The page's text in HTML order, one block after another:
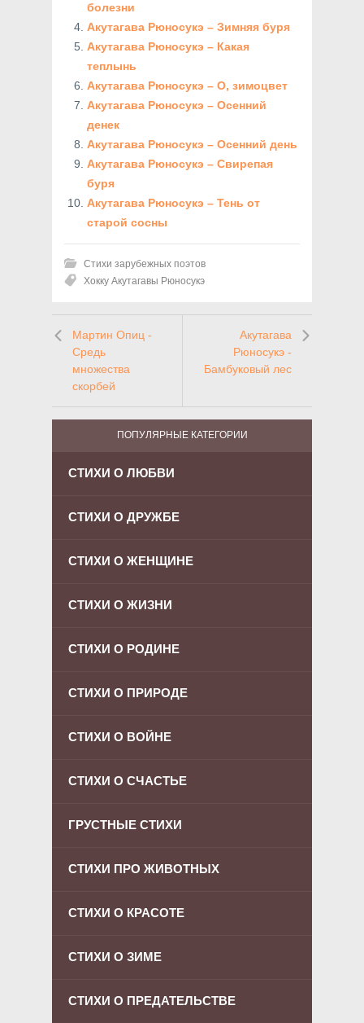
болезни
Акутагава Рюносукэ – Зимняя буря
Акутагава Рюносукэ – Какая
теплынь
Акутагава Рюносукэ – О, зимоцвет
Акутагава Рюносукэ – Осенний
денек
Акутагава Рюносукэ – Осенний день
Акутагава Рюносукэ – Свирепая
буря
Акутагава Рюносукэ – Тень от
старой сосны
Стихи зарубежных поэтов
Хокку Акутагавы Рюносукэ
Мартин Опиц -
Средь
множества
скорбей
Акутагава
Рюносукэ -
Бамбуковый лес
ПОПУЛЯРНЫЕ КАТЕГОРИИ
СТИХИ О ЛЮБВИ
СТИХИ О ДРУЖБЕ
СТИХИ О ЖЕНЩИНЕ
СТИХИ О ЖИЗНИ
СТИХИ О РОДИНЕ
СТИХИ О ПРИРОДЕ
СТИХИ О ВОЙНЕ
СТИХИ О СЧАСТЬЕ
ГРУСТНЫЕ СТИХИ
СТИХИ ПРО ЖИВОТНЫХ
СТИХИ О КРАСОТЕ
СТИХИ О ЗИМЕ
СТИХИ О ПРЕДАТЕЛЬСТВЕ